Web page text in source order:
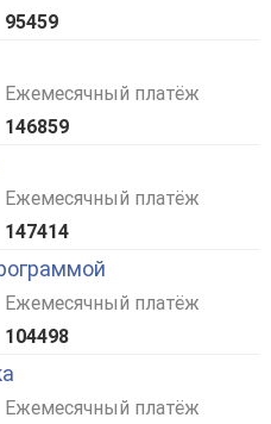
95459
Ежемесячный платёж
146859
Ежемесячный платёж
147414
Ежемесячный платёж
104498
Ежемесячный платёж